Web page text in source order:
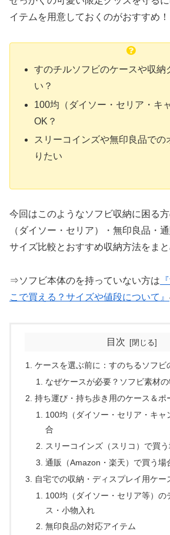
イテムを用意しておくのがおすすめ！
すのチルソフビのケースや収納
い？
100均（ダイソー・セリア・キ
OK？
スリーコインズや無印良品での
りたい
今回はこのようなソフビ収納に困る
（ダイソー・セリア）・無印良品・
サイズ比較とおすすめ収納方法をまと
⇒ソフビ本体のを持っていない方は
こで買える？サイズや値段について』
目次
ケースを選ぶ前に：すのちるソフビ
なぜケースが必要？ソフビ素材
持ち運び・持ち歩き用のケース＆ポ
100均（ダイソー・セリア・キャ
合
スリーコインズ（スリコ）で買
通販（Amazon・楽天）で買う場
自宅での収納・ディスプレイ用ケー
100均（ダイソー・セリア等）の
ス・小物入れ
無印良品の対応アイテム